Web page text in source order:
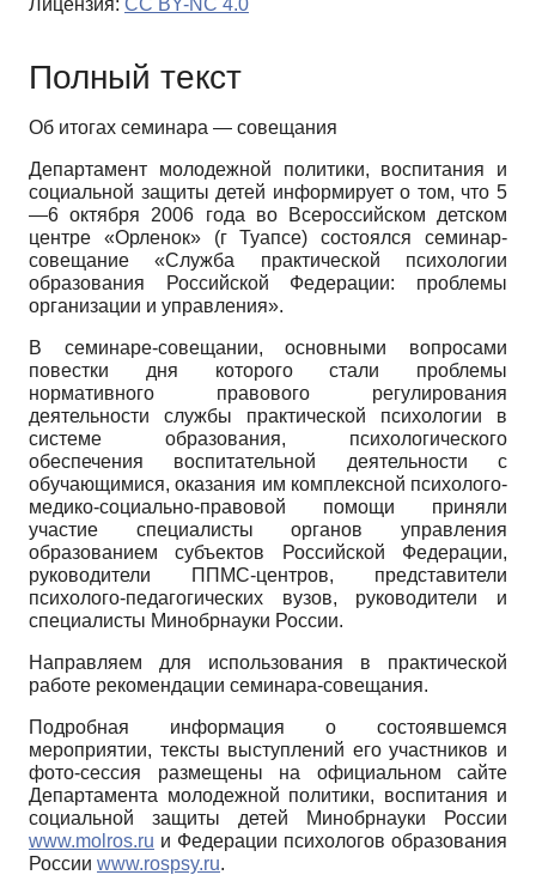
Лицензия: CC BY-NC 4.0
Полный текст
Об итогах семинара — совещания
Департамент молодежной политики, воспитания и
социальной защиты детей информирует о том, что 5
—6 октября 2006 года во Всероссийском детском
центре «Орленок» (г Туапсе) состоялся семинар-
совещание «Служба практической психологии
образования Российской Федерации: проблемы
организации и управления».
В семинаре-совещании, основными вопросами
повестки дня которого стали проблемы
нормативного правового регулирования
деятельности службы практической психологии в
системе образования, психологического
обеспечения воспитательной деятельности с
обучающимися, оказания им комплексной психолого-
медико-социально-правовой помощи приняли
участие специалисты органов управления
образованием субъектов Российской Федерации,
руководители ППМС-центров, представители
психолого-педагогических вузов, руководители и
специалисты Минобрнауки России.
Направляем для использования в практической
работе рекомендации семинара-совещания.
Подробная информация о состоявшемся
мероприятии, тексты выступлений его участников и
фото-сессия размещены на официальном сайте
Департамента молодежной политики, воспитания и
социальной защиты детей Минобрнауки России
www.molros.ru и Федерации психологов образования
России www.rospsy.ru.